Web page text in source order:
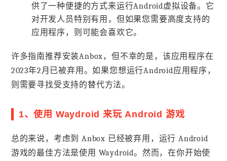
供了一种便捷的方式来运行Android虚拟设备。它
对开发人员特别有用，但如果您需要高度支持的
应用程序，则可能会喜欢它。
许多指南推荐安装Anbox，但不幸的是，该应用程序在
2023年2月已被弃用。如果您想运行Android应用程序，
则需要寻找受支持的替代方法。
1、使用 Waydroid 来玩 Android 游戏
总的来说，考虑到 Anbox 已经被弃用，运行 Android
游戏的最佳方法是使用 Waydroid。然而，在你开始使